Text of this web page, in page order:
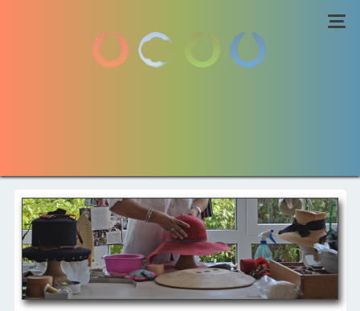
Home
Aktuelles
Über mich
Über mich
Atelierarbeiten